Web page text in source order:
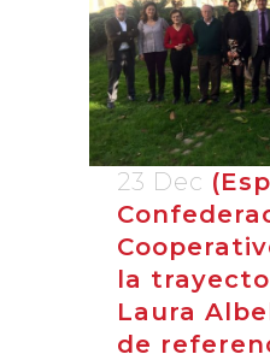
23 Dec
la
Laura
de